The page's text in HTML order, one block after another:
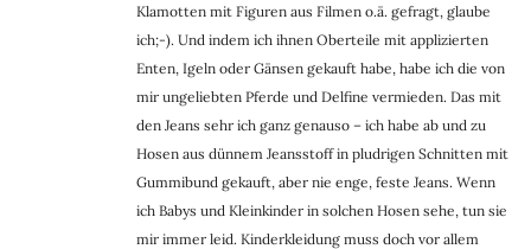
Klamotten mit Figuren aus Filmen o.ä. gefragt, glaube
ich;-). Und indem ich ihnen Oberteile mit applizierten
Enten, Igeln oder Gänsen gekauft habe, habe ich die von
mir ungeliebten Pferde und Delfine vermieden. Das mit
den Jeans sehr ich ganz genauso – ich habe ab und zu
Hosen aus dünnem Jeansstoff in pludrigen Schnitten mit
Gummibund gekauft, aber nie enge, feste Jeans. Wenn
ich Babys und Kleinkinder in solchen Hosen sehe, tun sie
mir immer leid. Kinderkleidung muss doch vor allem